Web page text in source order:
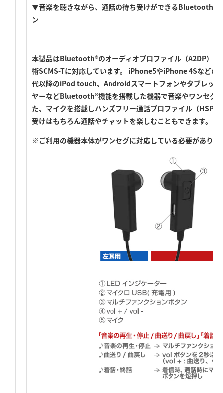
▼音楽を聴きながら、通話の待ち受けができる
ン
本製品はBluetooth®のオーディオプロファイル（A2DP）、
術SCMS-Tに対応しています。 iPhone5やiPhone 4Sなどの
代以降のiPod touch、Androidスマートフォンやタブレッ
ヤーなどBluetooth®機能を搭載した機器で音楽やワンセグ
た、マイクを搭載しハンズフリー通話プロファイル（HSP/
受けはもちろん通話やチャットを楽しむこともできます。
※ご利用の機器本体がワンセグに対応している必要がありま